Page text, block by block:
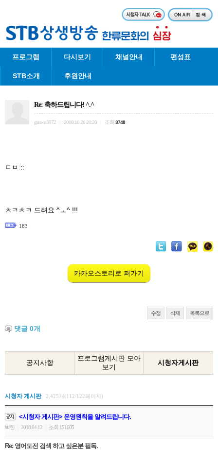
프로그램 다시보기 채널안내 편성표
STB소개 후원안내
Re: 축하드립니다! ^.^
guswn5972 2008.10.26 20:20 조회 3748
ㄷㅂ ::
ㅊㅋㅊㅋ 드려요 ^ㅗ^ !!!
183
카카오스토리로 퍼가기
수정 삭제 목록으로
댓글 0개
공지사항
프로그램게시판 모아
보기
시청자게시판
시청자 게시판 2,425개(112/122페이지)
<시청자 게시판> 운영원칙을 알려드립니다.
박한 2018.04.12 조회 151605
Re: 영어도전 검색 하고 싶은분 필독.